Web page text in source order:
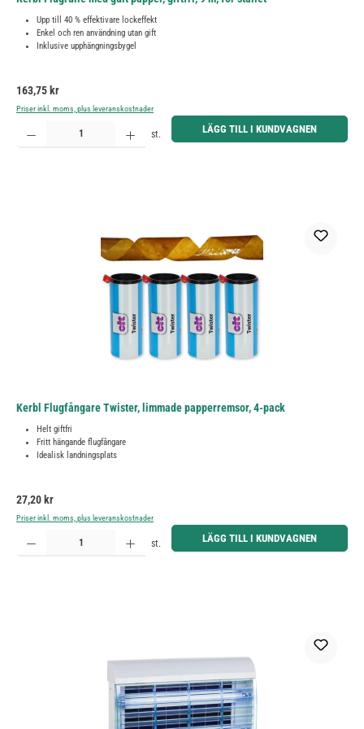
Upp till 40 % effektivare lockeffekt
Enkel och ren användning utan gift
Inklusive upphängningsbygel
Ordinarie pris:
163,75 kr
Priser inkl. moms, plus leveranskostnader
Produktkvantitet: Ange önskat belopp eller använd knapparna för att öka eller minska kvantiteten.
st. LÄGG TILL I KUNDVAGNEN
Kerbl Flugfångare Twister, limmade papperremsor, 4-pack
Helt giftfri
Fritt hängande flugfångare
Idealisk landningsplats
Ordinarie pris:
27,20 kr
Priser inkl. moms, plus leveranskostnader
Produktkvantitet: Ange önskat belopp eller använd knapparna för att öka eller minska kvantiteten.
st. LÄGG TILL I KUNDVAGNEN